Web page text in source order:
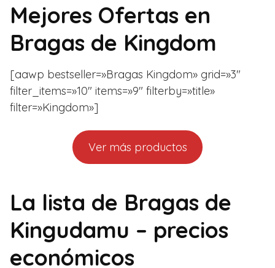
Mejores Ofertas en
Bragas de Kingdom
[aawp bestseller=»Bragas Kingdom» grid=»3″
filter_items=»10″ items=»9″ filterby=»title»
filter=»Kingdom»]
Ver más productos
La lista de Bragas de
Kingudamu – precios
económicos